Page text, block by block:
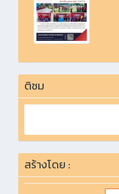
ติชม
สร้างโดย :